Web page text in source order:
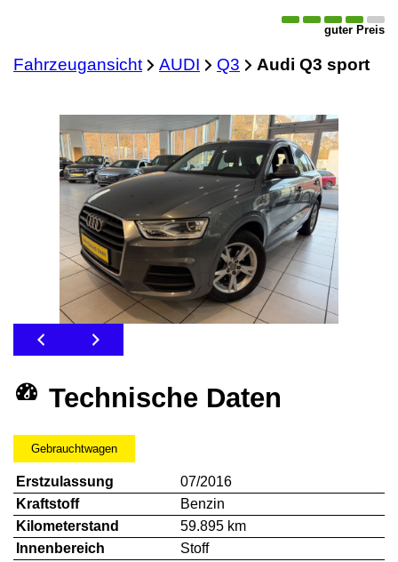
guter Preis
Fahrzeugansicht AUDI Q3 Audi Q3 sport
Technische Daten
Gebrauchtwagen
Erstzulassung
07/2016
Kraftstoff
Benzin
Kilometerstand
59.895 km
Innenbereich
Stoff